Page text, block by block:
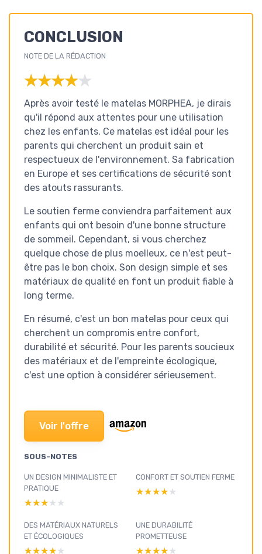
CONCLUSION
NOTE DE LA RÉDACTION
★★★★★
★★★★★
Après avoir testé le matelas MORPHEA, je dirais
qu'il répond aux attentes pour une utilisation
chez les enfants. Ce matelas est idéal pour les
parents qui cherchent un produit sain et
respectueux de l'environnement. Sa fabrication
en Europe et ses certifications de sécurité sont
des atouts rassurants.
Le soutien ferme conviendra parfaitement aux
enfants qui ont besoin d'une bonne structure
de sommeil. Cependant, si vous cherchez
quelque chose de plus moelleux, ce n'est peut-
être pas le bon choix. Son design simple et ses
matériaux de qualité en font un produit fiable à
long terme.
En résumé, c'est un bon matelas pour ceux qui
cherchent un compromis entre confort,
durabilité et sécurité. Pour les parents soucieux
des matériaux et de l'empreinte écologique,
c'est une option à considérer sérieusement.
Voir l'offre
SOUS-NOTES
UN DESIGN MINIMALISTE ET
PRATIQUE
★★★★★
★★★★★
CONFORT ET SOUTIEN FERME
★★★★★
★★★★★
DES MATÉRIAUX NATURELS
ET ÉCOLOGIQUES
★★★★★
★★★★★
UNE DURABILITÉ
PROMETTEUSE
★★★★★
★★★★★